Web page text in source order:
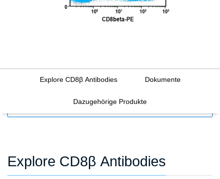
Explore CD8β Antibodies Dokumente
Dazugehörige Produkte
Explore CD8β Antibodies